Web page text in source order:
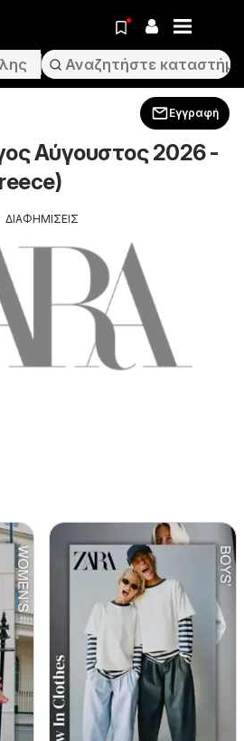
Εγγραφή
Αύγουστος 2026 -
ΔΙΑΦΗΜΙΣΕΙΣ